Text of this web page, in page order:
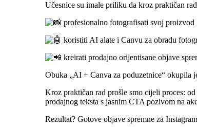
Učesnice su imale priliku da kroz praktičan
profesionalno fotografisati svoj proizvod
koristiti AI alate i Canvu za obradu
kreirati prodajno orijentisane objave
Obuka „AI + Canva za poduzetnice“ okupila
Kroz praktičan rad prošle smo cijeli proces:
prodajnog teksta s jasnim CTA pozivom na
Rezultat? Gotove objave spremne za